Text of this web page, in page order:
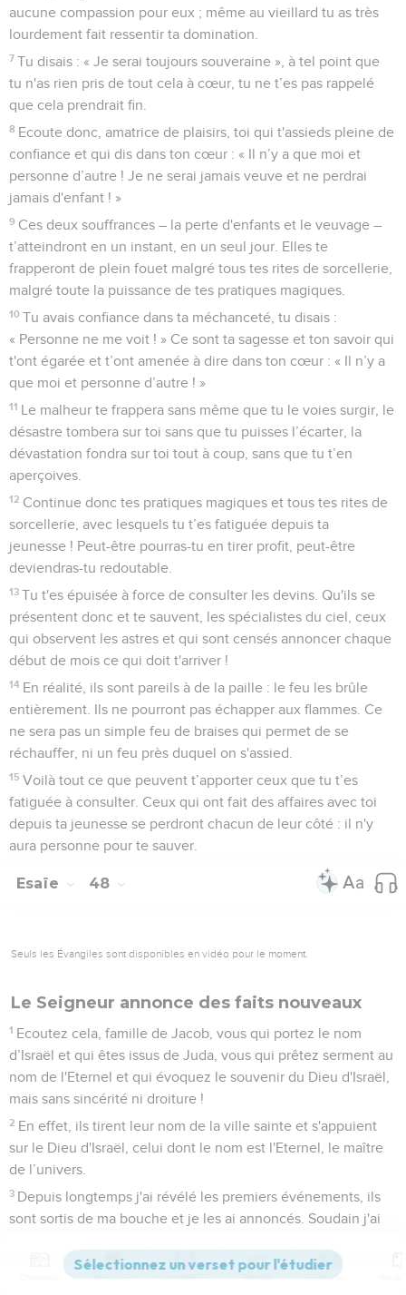
aucune compassion pour eux ; même au vieillard tu as très
lourdement fait ressentir ta domination.
7 Tu disais : « Je serai toujours souveraine », à tel point que
tu n'as rien pris de tout cela à cœur, tu ne t’es pas rappelé
que cela prendrait fin.
8 Ecoute donc, amatrice de plaisirs, toi qui t'assieds pleine de
confiance et qui dis dans ton cœur : « Il n’y a que moi et
personne d’autre ! Je ne serai jamais veuve et ne perdrai
jamais d'enfant ! »
9 Ces deux souffrances – la perte d'enfants et le veuvage –
t’atteindront en un instant, en un seul jour. Elles te
frapperont de plein fouet malgré tous tes rites de sorcellerie,
malgré toute la puissance de tes pratiques magiques.
10 Tu avais confiance dans ta méchanceté, tu disais :
« Personne ne me voit ! » Ce sont ta sagesse et ton savoir qui
t'ont égarée et t’ont amenée à dire dans ton cœur : « Il n’y a
que moi et personne d’autre ! »
11 Le malheur te frappera sans même que tu le voies surgir, le
désastre tombera sur toi sans que tu puisses l’écarter, la
dévastation fondra sur toi tout à coup, sans que tu t’en
aperçoives.
12 Continue donc tes pratiques magiques et tous tes rites de
sorcellerie, avec lesquels tu t’es fatiguée depuis ta
jeunesse ! Peut-être pourras-tu en tirer profit, peut-être
deviendras-tu redoutable.
13 Tu t'es épuisée à force de consulter les devins. Qu'ils se
présentent donc et te sauvent, les spécialistes du ciel, ceux
qui observent les astres et qui sont censés annoncer chaque
début de mois ce qui doit t'arriver !
14 En réalité, ils sont pareils à de la paille : le feu les brûle
entièrement. Ils ne pourront pas échapper aux flammes. Ce
ne sera pas un simple feu de braises qui permet de se
réchauffer, ni un feu près duquel on s'assied.
15 Voilà tout ce que peuvent t’apporter ceux que tu t’es
fatiguée à consulter. Ceux qui ont fait des affaires avec toi
depuis ta jeunesse se perdront chacun de leur côté : il n'y
aura personne pour te sauver.
Esaïe 48
Seuls les Évangiles sont disponibles en vidéo pour le moment.
Le Seigneur annonce des faits nouveaux
1 Ecoutez cela, famille de Jacob, vous qui portez le nom
d’Israël et qui êtes issus de Juda, vous qui prêtez serment au
nom de l'Eternel et qui évoquez le souvenir du Dieu d'Israël,
mais sans sincérité ni droiture !
2 En effet, ils tirent leur nom de la ville sainte et s'appuient
sur le Dieu d'Israël, celui dont le nom est l'Eternel, le maître
de l’univers.
3 Depuis longtemps j'ai révélé les premiers événements, ils
sont sortis de ma bouche et je les ai annoncés. Soudain j'ai
Sachant que tu es endurci, que ton cou est une barre de fer
Versions Commentaires Strong